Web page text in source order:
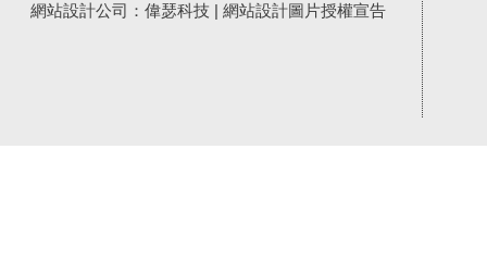
網站設計公司 ：偉瑟科技 | 網站設計圖片授權宣告